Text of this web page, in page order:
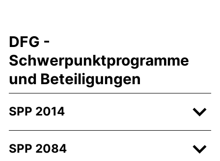
DFG -
Schwerpunktprogramme
und Beteiligungen
SPP 2014
SPP 2084